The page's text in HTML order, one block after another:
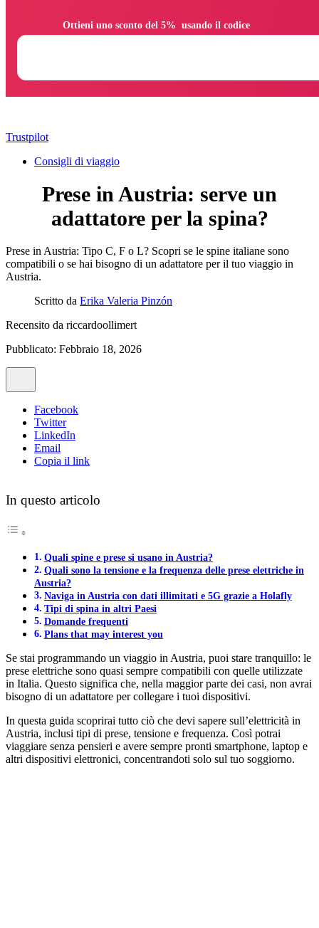
Trustpilot
Consigli di viaggio
Prese in Austria: serve un
adattatore per la spina?
Prese in Austria: Tipo C, F o L? Scopri se le spine italiane sono
compatibili o se hai bisogno di un adattatore per il tuo viaggio in
Austria.
Scritto da Erika Valeria Pinzón
Recensito da riccardoollimert
Pubblicato: Febbraio 18, 2026
Facebook
Twitter
LinkedIn
Email
Copia il link
In questo articolo
Quali spine e prese si usano in Austria?
Quali sono la tensione e la frequenza delle prese elettriche in
Austria?
Naviga in Austria con dati illimitati e 5G grazie a Holafly
Tipi di spina in altri Paesi
Domande frequenti
Plans that may interest you
Se stai programmando un viaggio in Austria, puoi stare tranquillo: le
prese elettriche sono quasi sempre compatibili con quelle utilizzate
in Italia. Questo significa che, nella maggior parte dei casi, non avrai
bisogno di un adattatore per collegare i tuoi dispositivi.
In questa guida scoprirai tutto ciò che devi sapere sull’elettricità in
Austria, inclusi tipi di prese, tensione e frequenza. Così potrai
viaggiare senza pensieri e avere sempre pronti smartphone, laptop e
altri dispositivi elettronici, concentrandoti solo sul tuo soggiorno.